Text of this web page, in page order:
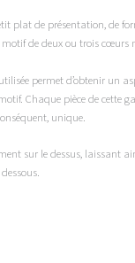
plat de présentation, de
de deux ou trois cœurs
permet d’obtenir un
Chaque pièce de cette
unique.
sur le dessus, laissant